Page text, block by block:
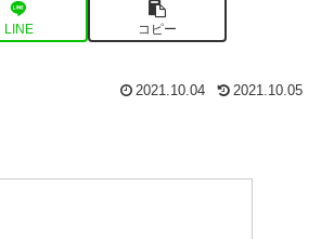
LINE コピー
2021.10.04 2021.10.05